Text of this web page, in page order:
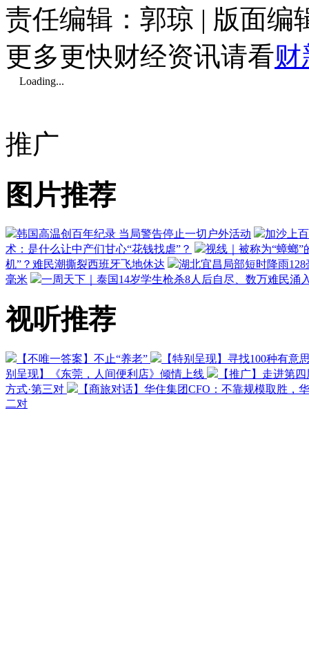
责任编辑：郭琼 | 版面编
更多更快财经资讯请看财
Loading...
推广
图片推荐
韩国高温创百年纪录 当局警告停止一切户外活动
加沙上
术：是什么让中产们甘心“花钱找虐”？
视线｜被称为“蟑螂
机”？难民潮撕裂西班牙飞地休达
湖北宜昌局部短时降雨
毫米
一周天下｜泰国14岁学生枪杀8人后自尽、数万难民涌
视听推荐
【不唯一答案】不止“养老”
【特别呈现】寻找100种有意
别呈现】《东莞，人间便利店》倾情上线
【推广】走进第
方式·第三对
【商旅对话】华住集团CFO：不靠规模取胜，
二对